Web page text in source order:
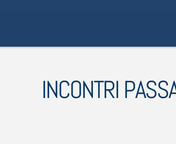
INCONTRI